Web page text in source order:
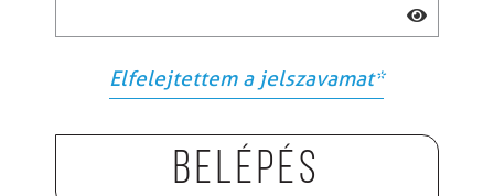
Elfelejtettem a jelszavamat*
Belépés